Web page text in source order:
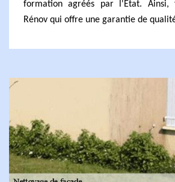
formation agréés par l'État.
Rénov qui offre une garantie de